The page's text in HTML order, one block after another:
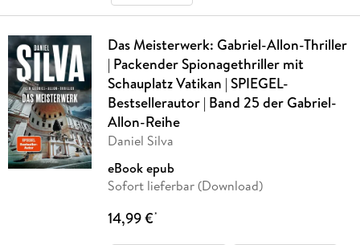
Das Meisterwerk: Gabriel-Allon-Thriller
| Packender Spionagethriller mit
Schauplatz Vatikan | SPIEGEL-
Bestsellerautor | Band 25 der Gabriel-
Allon-Reihe
Daniel Silva
eBook epub
Sofort lieferbar (Download)
14,99 €*